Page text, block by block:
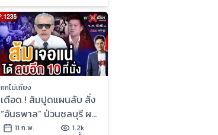
ถกไม่เถียง
เดือด ! ส้มปูดแผนลับ สั่ง
“อันธพาล” ป่วนชลบุรี ผงะ
“แดงส่งรหัสลับ” ถึงน้ำเงิน
11 ก.พ.
1.2k